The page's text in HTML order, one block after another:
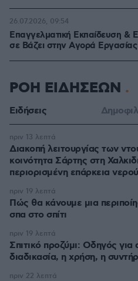
Επαγγελματική Εκπαίδευση &
σε Bάζει στην Aγορά Eργασίας
26.07.2026, 09:54
ΡΟΗ ΕΙΔΗΣΕΩΝ
Ειδήσεις
Διακοπή λειτουργίας των
κοινότητα Σάρτης στη
περιορισμένη επάρκεια νερού
πριν 13 λεπτά
Πώς θα κάνουμε μια
σπα στο σπίτι
πριν 19 λεπτά
Σπιτικό προζύμι: Οδηγός
διαδικασία, η χρήση, η
πριν 19 λεπτά
πριν 22 λεπτά